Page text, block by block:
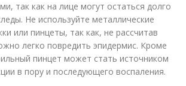
так как на лице могут остаться долго
Не используйте металлические
или пинцеты, так как, не рассчитав
легко повредить эпидермис. Кроме
пинцет может стать источником
в пору и последующего воспаления.